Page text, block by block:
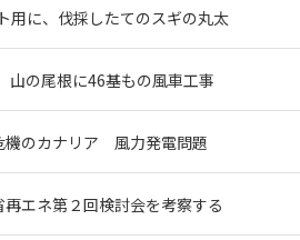
用に、伐採したてのスギの丸太
の尾根に46基もの風車工事
のカナリア 風力発電問題
エネ第２回検討会を考察する